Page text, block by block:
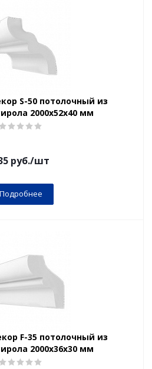
S-50 потолочный из
2000х52х40 мм
руб./шт
Подробнее
F-35 потолочный из
2000х36х30 мм